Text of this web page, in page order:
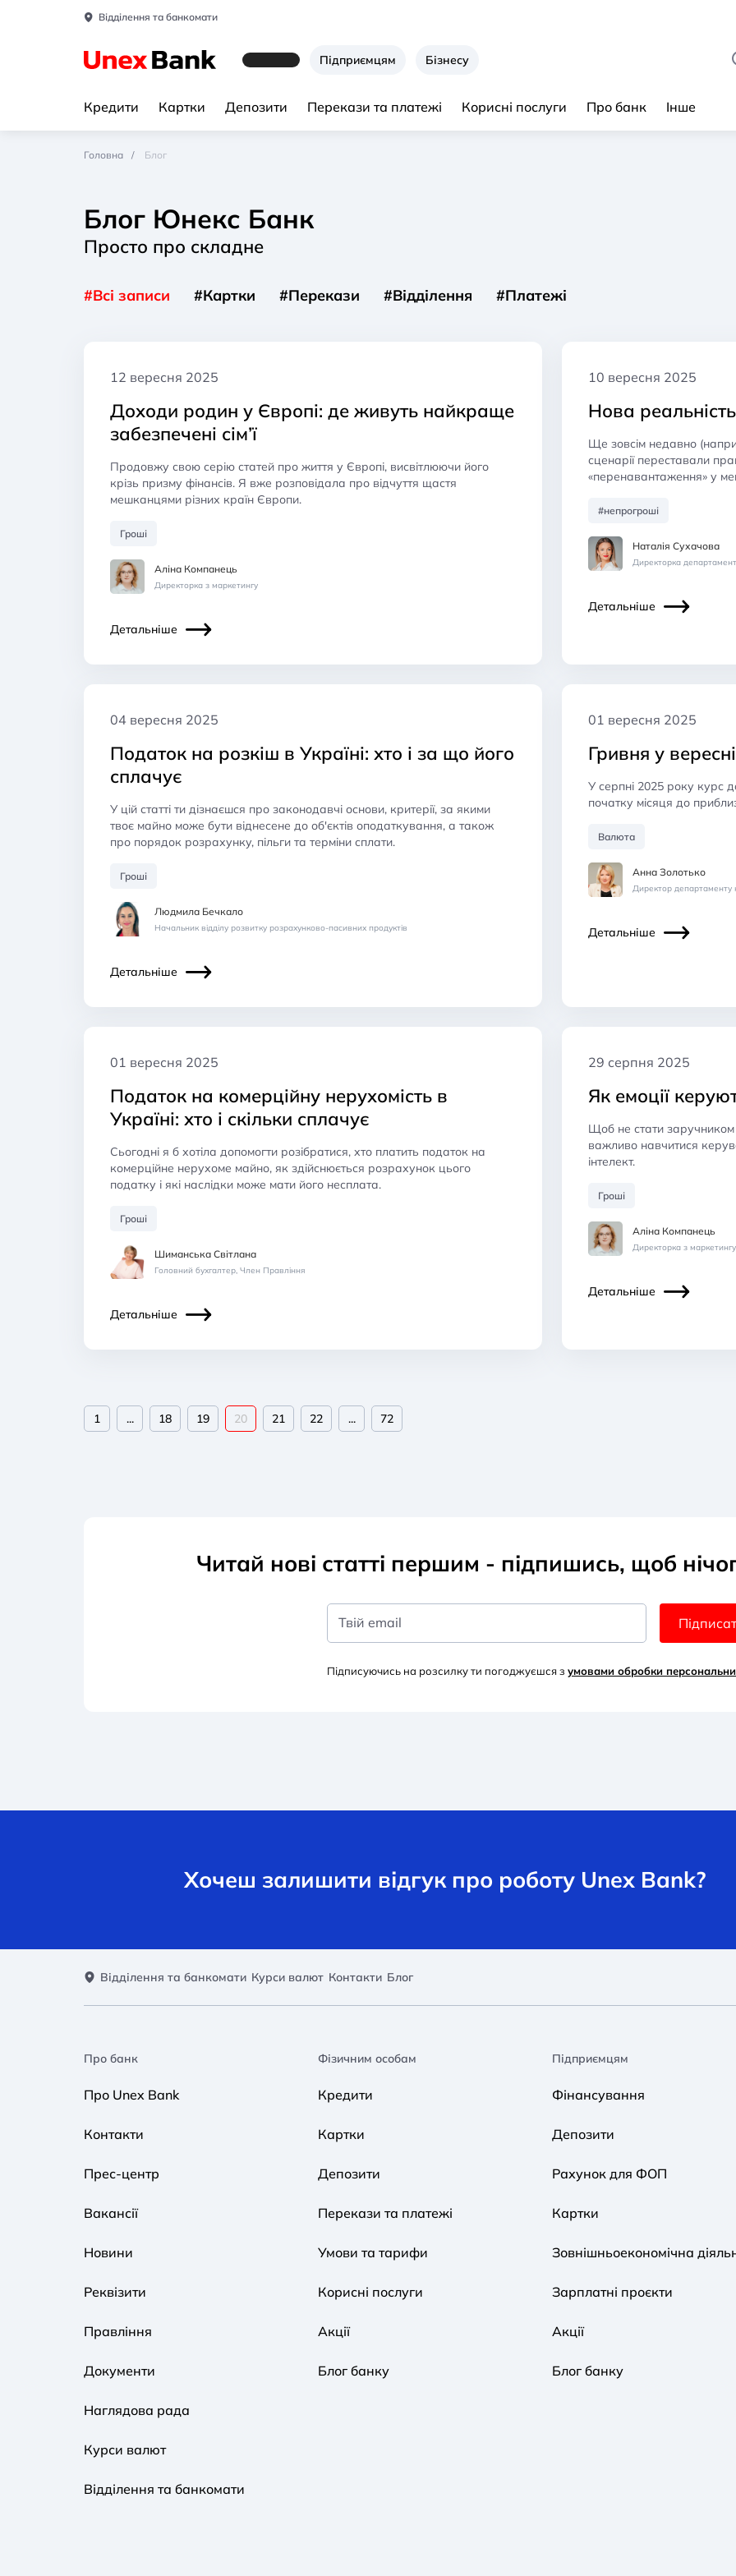
Відділення та банкомати
Підприємцям Бізнесу
Кредити Картки Депозити Перекази та платежі Корисні послуги Про банк Інше
Головна Блог
Блог Юнекс Банк
Просто про складне
#Всі записи #Картки #Перекази #Відділення #Платежі
12 вересня 2025
Доходи родин у Європі: де живуть найкраще
забезпечені сім’ї
Продовжу свою серію статей про життя у Європі, висвітлюючи його
крізь призму фінансів. Я вже розповідала про відчуття щастя
мешканцями різних країн Європи.
Гроші
Аліна Компанець
Директорка з маркетингу
Детальніше
10 вересня 2025
Нова
Ще зовсім недавно
сценарії переставали
«перенавантаження» у
#непрогроші
Наталія Сухачова
Директорка
Детальніше
04 вересня 2025
Податок на розкіш в Україні: хто і за що його
сплачує
У цій статті ти дізнаєшся про законодавчі основи, критерії, за якими
твоє майно може бути віднесене до об'єктів оподаткування, а також
про порядок розрахунку, пільги та терміни сплати.
Гроші
Людмила Бечкало
Начальник відділу розвитку розрахунково-пасивних продуктів
Детальніше
01 вересня 2025
Гривня у
У серпні 2025 року курс
початку місяця до
Валюта
Анна Золотько
Директор департаменту
Детальніше
01 вересня 2025
Податок на комерційну нерухомість в
Україні: хто і скільки сплачує
Сьогодні я б хотіла допомогти розібратися, хто платить податок на
комерційне нерухоме майно, як здійснюється розрахунок цього
податку і які наслідки може мати його несплата.
Гроші
Шиманська Світлана
Головний бухгалтер, Член Правління
Детальніше
29 серпня 2025
Як емоції
Щоб не стати заручником
важливо навчитися
інтелект.
Гроші
Аліна Компанець
Директорка з маркетингу
Детальніше
1 ... 18 19 20 21 22 ... 72
Читай нові статті першим - підпишись, щоб
Твій email
Підписуючись на розсилку ти погоджуєшся з умовами обробки
Хочеш залишити відгук про роботу Unex Bank?
Відділення та банкомати Курси валют Контакти Блог
Про банк
Про Unex Bank
Контакти
Прес-центр
Вакансії
Новини
Реквізити
Правління
Документи
Наглядова рада
Курси валют
Відділення та банкомати
Фізичним особам
Кредити
Картки
Депозити
Перекази та платежі
Умови та тарифи
Корисні послуги
Акції
Блог банку
Підприємцям
Фінансування
Депозити
Рахунок для ФОП
Картки
Зовнішньоекономічна
Зарплатні проєкти
Акції
Блог банку